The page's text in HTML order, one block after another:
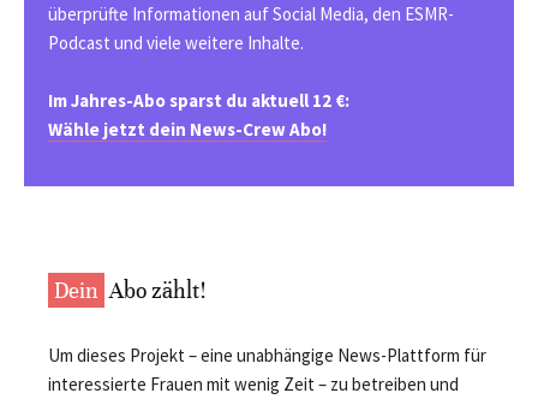
überprüfte Informationen auf Social Media, den ESMR-
Podcast und viele weitere Inhalte.
Im Jahres-Abo sparst du aktuell 12 €:
Wähle jetzt dein News-Crew Abo!
Dein Abo zählt!
Um dieses Projekt – eine unabhängige News-Plattform für
interessierte Frauen mit wenig Zeit – zu betreiben und